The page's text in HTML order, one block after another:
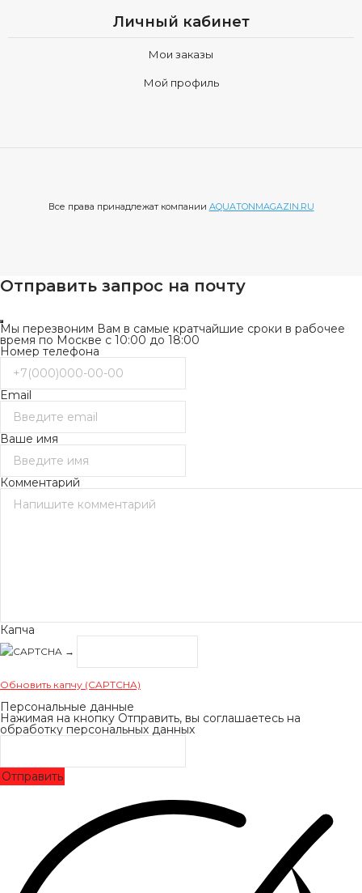
Личный кабинет
Мои заказы
Мой профиль
Все права принадлежат компании AQUATONMAGAZIN.RU
Отправить запрос на почту
Мы перезвоним Вам в самые кратчайшие сроки в рабочее
время по Москве с 10:00 до 18:00
Номер телефона
Email
Ваше имя
Комментарий
Капча
→
Обновить капчу (CAPTCHA)
Персональные данные
Нажимая на кнопку Отправить, вы соглашаетесь на
обработку персональных данных
Отправить